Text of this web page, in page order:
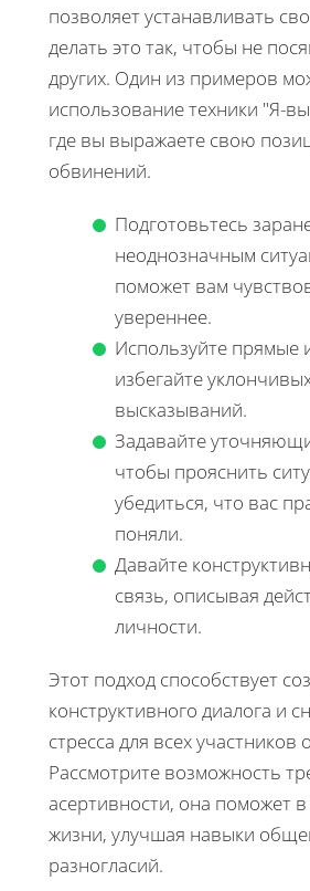
позволяет устанавливать
делать это так, чтобы не
других. Один из примеров
использование техники "Я-
где вы выражаете свою
обвинений.
Подготовьтесь
неоднозначным
поможет вам
увереннее.
Используйте прямые
избегайте
высказываний.
Задавайте
чтобы прояснить
убедиться, что вас
поняли.
Давайте
связь, описывая
личности.
Этот подход способствует
конструктивного диалога и
стресса для всех
Рассмотрите возможность
асертивности, она поможет
жизни, улучшая навыки
разногласий.